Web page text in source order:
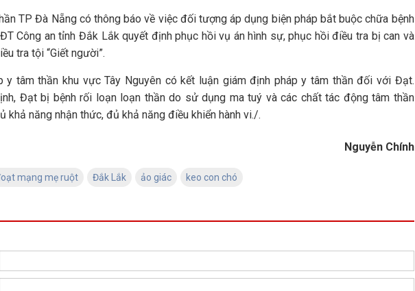
TP Đà Nẵng có thông báo về việc đối tượng áp dụng biện pháp bắt buộc chữa bệnh
Công an tỉnh Đắk Lắk quyết định phục hồi vụ án hình sự, phục hồi điều tra bị can và
tra tội “Giết người”.
y tâm thần khu vực Tây Nguyên có kết luận giám định pháp y tâm thần đối với Đạt.
Đạt bị bệnh rối loạn loạn thần do sử dụng ma tuý và các chất tác động tâm thần
khả năng nhận thức, đủ khả năng điều khiển hành vi./.
Nguyễn Chính
mạng mẹ ruột Đắk Lắk ảo giác keo con chó